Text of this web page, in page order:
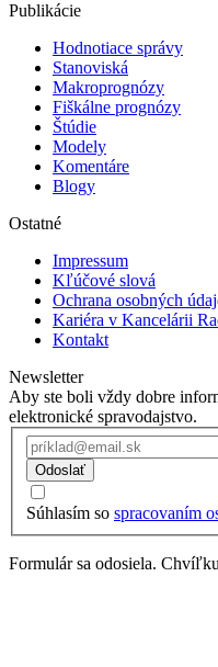
Publikácie
Hodnotiace správy
Stanoviská
Makroprognózy
Fiškálne prognózy
Štúdie
Modely
Komentáre
Blogy
Ostatné
Impressum
Kľúčové slová
Ochrana osobných
Kariéra v Kancelárii
Kontakt
Newsletter
Aby ste boli vždy dobre
elektronické spravodajstvo.
Odoslať
Súhlasím so spracovaním
Formulár sa odosiela.